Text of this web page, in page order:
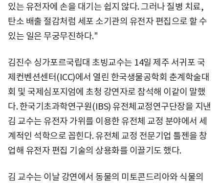
있는 유전자에 손을 대기는 쉽지 않다. 그러나 질병 치료,
탄소 배출 절감처럼 세포 소기관의 유전자 편집으로 할 수
있는 일은 무궁무진하다."
김진수 싱가포르국립대 초빙교수는 14일 제주 서귀포 국
제컨벤션센터(ICC)에서 열린 한국생물공학회 춘계학술대
회 및 국제심포지엄에 초청 강연자로 참석해 이같이 말했
다. 한국기초과학연구원(IBS) 유전체교정연구단장을 지낸
김 교수는 유전자 가위를 이용한 유전체 교정 분야에서 세
계적인 석학으로 꼽힌다. 유전체 교정 전문기업 툴젠을 창
업해 유전자 편집 기술의 상용화를 이끌기도 했다.
김 교수는 이날 강연에서 동물의 미토콘드리아와 식물의